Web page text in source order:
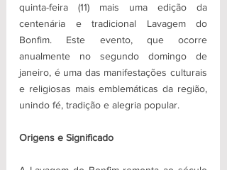
quinta-feira (11) mais uma edição da
centenária e tradicional Lavagem do
Bonfim. Este evento, que ocorre
anualmente no segundo domingo de
janeiro, é uma das manifestações culturais
e religiosas mais emblemáticas da região,
unindo fé, tradição e alegria popular.
Origens e Significado